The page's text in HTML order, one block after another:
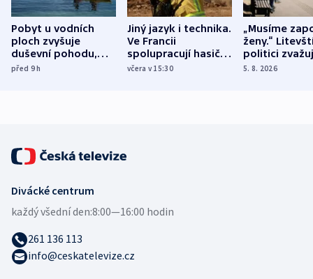
Pobyt u vodních
ploch zvyšuje
duševní pohodu,
ukázala
před 9h
Jiný jazyk i technika.
Ve Francii
spolupracují hasiči z
různých zemí
včera v 15:30
„Musíme
ženy.“
politici
dohodu o
5. 8. 2026
Divácké centrum
každý všední den:8:00—16:00 hodin
261 136 113
info@ceskatelevize.cz